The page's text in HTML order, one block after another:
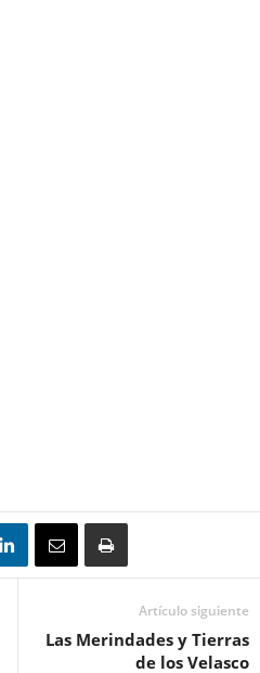
Artículo siguiente
Las Merindades y Tierras
de los Velasco